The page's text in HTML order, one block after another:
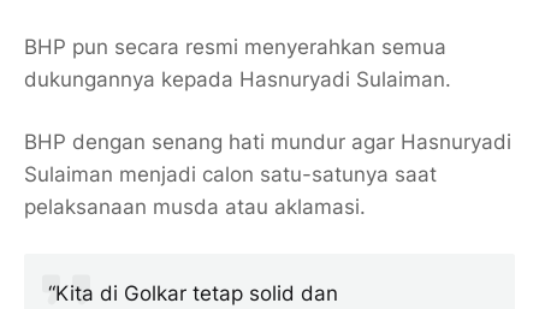
BHP pun secara resmi menyerahkan semua
dukungannya kepada Hasnuryadi Sulaiman.
BHP dengan senang hati mundur agar Hasnuryadi
Sulaiman menjadi calon satu-satunya saat
pelaksanaan musda atau aklamasi.
“Kita di Golkar tetap solid dan